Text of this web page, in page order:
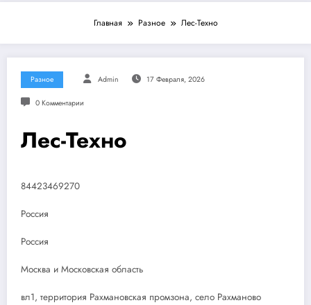
Главная Разное Лес-Техно
Разное Admin 17 Февраля, 2026
0 Комментарии
Лес-Техно
84423469270
Россия
Россия
Москва и Московская область
вл1, территория Рахмановская промзона, село Рахманово